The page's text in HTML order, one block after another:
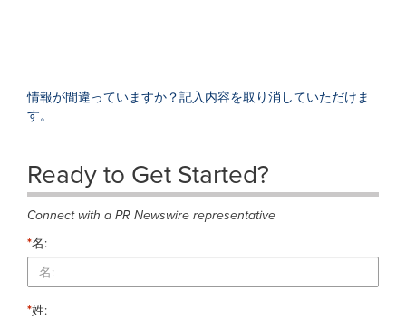
情報が間違っていますか？記入内容を取り消していただけま
す。
Ready to Get Started?
Connect with a PR Newswire representative
*名:
*姓: